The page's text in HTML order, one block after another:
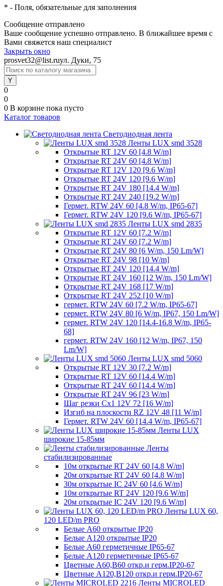
* - Поля, обязательные для заполнения
Сообщение отправлено
Ваше сообщение успешно отправлено. В ближайшее время с
Вами свяжется наш специалист
Закрыть окно
prosvet32@list.ruул. Дуки, 75
0
0
0 В корзине пока пусто
Каталог товаров
Светодиодная лента
Ленты LUX smd 3528
Открытые RT 12V 60 [4.8 W/m]
Открытые RT 24V 60 [4.8 W/m]
Открытые RT 12V 120 [9.6 W/m]
Открытые RT 24V 120 [9.6 W/m]
Открытые RT 24V 180 [14.4 W/m]
Открытые RT 24V 240 [19.2 W/m]
Гермет. RTW 24V 60 [4.8 W/m, IP65-67]
Гермет. RTW 24V 120 [9.6 W/m, IP65-67]
Ленты LUX smd 2835
Открытые RT 12V 60 [7.2 W/m]
Открытые RT 24V 60 [7.2 W/m]
Открытые RT 24V 80 [6 W/m, 150 Lm/W]
Открытые RT 24V 98 [10 W/m]
Открытые RT 24V 120 [14.4 W/m]
Открытые RT 24V 160 [12 W/m, 150 Lm/W]
Открытые RT 24V 168 [17 W/m]
Открытые RT 24V 252 [10 W/m]
гермет. RTW 24V 60 [7.2 W/m, IP65-67]
гермет. RTW 24V 80 [6 W/m, IP67, 150 Lm/W]
гермет. RTW 24V 120 [14.4-16.8 W/m, IP65-
68]
гермет. RTW 24V 160 [12 W/m, IP67, 150
Lm/W]
Ленты LUX smd 5060
Открытые RT 12V 30 [7.2 W/m]
Открытые RT 12V 60 [14.4 W/m]
Открытые RT 24V 60 [14.4 W/m]
Открытые RT 24V 96 [23 W/m]
Шаг резки Cx1 12V 72 [16 W/m]
Изгиб на плоскости RZ 12V 48 [11 W/m]
Гермет. RTW 24V 60 [14.4 W/m, IP65-67]
Ленты LUX
широкие 15-85мм
Ленты
стабилизированные
10м открытые RT 24V 60 [4.8 W/m]
20м открытые RT 24V 60 [4.8 W/m]
30м открытые IC 24V 60 [4.6 W/m]
10м открытые RT 24V 120 [9.6 W/m]
20м открытые IC 24V 120 [9.6 W/m]
Ленты LUX 60,
120 LED/m PRO
Белые A60 открытые IP20
Белые A120 открытые IP20
Белые A60 герметичные IP65-67
Белые A120 герметичные IP65-67
Цветные A60,B60 откр.и герм.IP20-67
Цветные A120,B120 откр.и герм.IP20-67
Ленты MICROLED